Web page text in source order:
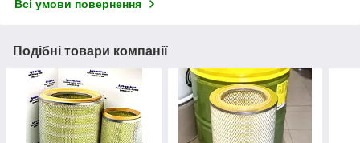
Всі умови повернення
Подібні товари компанії